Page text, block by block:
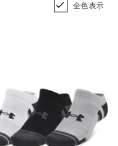
全色表示